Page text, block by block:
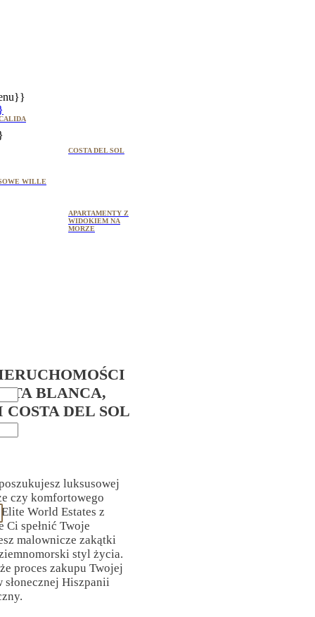
COSTA DEL SOL
WILLE
APARTAMENTY Z
WIDOKIEM NA
MORZE
BLANCA,
DEL SOL
luksusowej
czy komfortowego
World Estates z
Ci spełnić Twoje
malownicze zakątki
styl życia.
proces zakupu Twojej
Hiszpanii